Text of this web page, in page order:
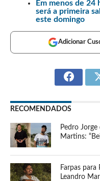
Em menos de 24
será a primeira
este domingo
Adicionar
RECOMENDADOS
Pedro
Martins:
Farpas para
Leandro